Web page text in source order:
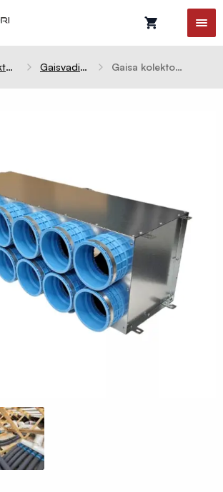
Produktu kategorijas Gaisvadi un kolektori Gaisa kolektors SLIDE 12x75mm izvadi / 200mm ievads, mājām – 350m³